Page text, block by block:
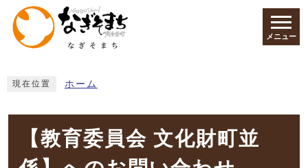
ページの先頭です
メニュー
現在位置 ホーム
【教育委員会 文化財町並